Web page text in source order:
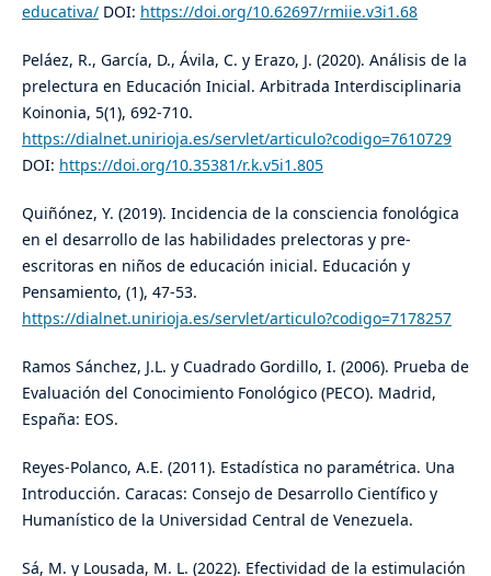
educativa/DOI: https://doi.org/10.62697/rmiie.v3i1.68
Peláez, R., García, D., Ávila, C. y Erazo, J. (2020). Análisis de la
prelectura en Educación Inicial. Arbitrada Interdisciplinaria
Koinonia, 5(1), 692-710.
https://dialnet.unirioja.es/servlet/articulo?codigo=7610729
DOI: https://doi.org/10.35381/r.k.v5i1.805
Quiñónez, Y. (2019). Incidencia de la consciencia fonológica
en el desarrollo de las habilidades prelectoras y pre-
escritoras en niños de educación inicial. Educación y
Pensamiento, (1), 47-53.
https://dialnet.unirioja.es/servlet/articulo?codigo=7178257
Ramos Sánchez, J.L. y Cuadrado Gordillo, I. (2006). Prueba de
Evaluación del Conocimiento Fonológico (PECO). Madrid,
España: EOS.
Reyes-Polanco, A.E. (2011). Estadística no paramétrica. Una
Introducción. Caracas: Consejo de Desarrollo Científico y
Humanístico de la Universidad Central de Venezuela.
Sá, M. y Lousada, M. L. (2022). Efectividad de la estimulación